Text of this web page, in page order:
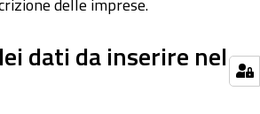
delle imprese.
dati da inserire nel